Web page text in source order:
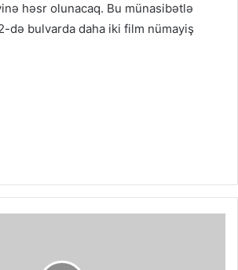
həsr olunacaq. Bu münasibətlə
də bulvarda daha iki film nümayiş